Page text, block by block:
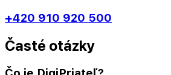
+420 910 920 500
Časté otázky